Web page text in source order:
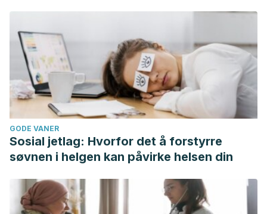
Josefina de Peña, M. H.-P.(2005). Lipodistrofia
ginecoide (celulitis). Rev Cent Dermatol Pascua
ANDINA, S.(n.d.). La sal que cura.
https://prama.com.ar/wp-content/uploads/sal_andina.pdf
GODE VANER
Sosial jetlag: Hvorfor det å forstyrre
søvnen i helgen kan påvirke helsen din